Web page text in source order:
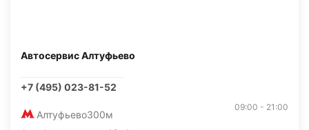
Автосервис Алтуфьево
+7 (495) 023-81-52
Алтуфьево300м
09:00 - 21:00